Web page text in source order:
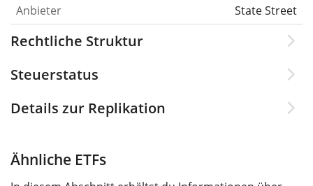
Anbieter
State Street
Rechtliche Struktur
Steuerstatus
Details zur Replikation
Ähnliche ETFs